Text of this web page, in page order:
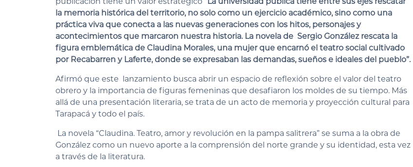
la memoria histórica del territorio, no solo como un ejercicio académico, sino como una
práctica viva que conecta a las nuevas generaciones con los hitos, personajes y
acontecimientos que marcaron nuestra historia. La novela de Sergio González rescata la
figura emblemática de Claudina Morales, una mujer que encarnó el teatro social cultivado
por Recabarren y Laferte, donde se expresaban las demandas, sueños e ideales del pueblo”.
Afirmó que este lanzamiento busca abrir un espacio de reflexión sobre el valor del teatro
obrero y la importancia de figuras femeninas que desafiaron los moldes de su tiempo. Más
allá de una presentación literaria, se trata de un acto de memoria y proyección cultural para
Tarapacá y todo el país.
La novela “Claudina. Teatro, amor y revolución en la pampa salitrera” se suma a la obra de
González como un nuevo aporte a la comprensión del norte grande y su identidad, esta vez
a través de la literatura.